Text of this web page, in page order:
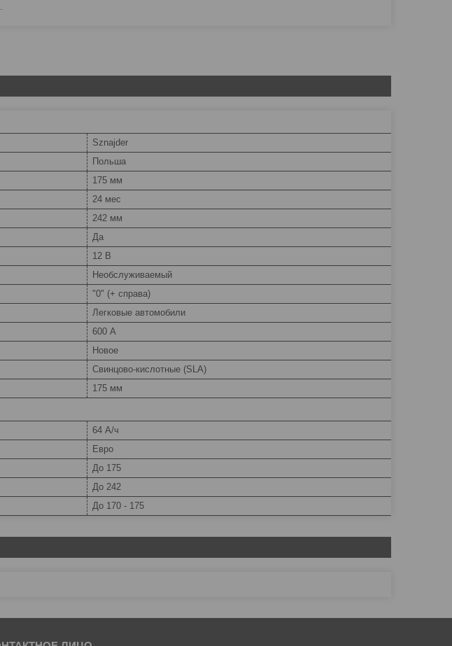
Sznajder
Польша
175 мм
24 мес
242 мм
Да
12 В
Необслуживаемый
"0" (+ справа)
Легковые автомобили
600 А
Новое
Свинцово-кислотные (SLA)
175 мм
64 А/ч
Евро
До 175
До 242
До 170 - 175